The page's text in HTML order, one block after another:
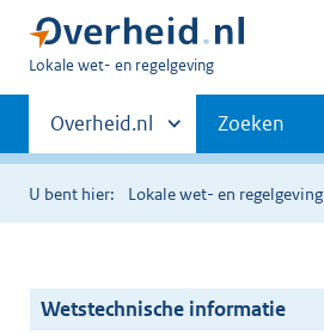
U
hier:
Lokale wet- en regelgeving
Primaire
navigatie
Andere
sites
binnen
Overheid.nl Zoeken
U bent hier: Lokale wet- en regelgeving
Wetstechnische informatie